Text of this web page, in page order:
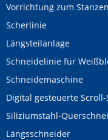
Scherlinie
Längsteilanlage
Schneidelinie für
Schneidemaschine
Digital gesteuerte
Siliziumstahl-
Längsschneider